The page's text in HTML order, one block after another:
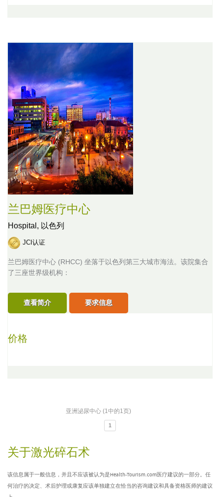
兰巴姆医疗中心
Hospital, 以色列
JCI认证
兰巴姆医疗中心 (RHCC) 坐落于以色列第三大城市海法。该院集合
了三座世界级机构：
查看简介 要求信息
价格
亚洲泌尿中心 (1中的1页)
1
关于激光碎石术
该信息属于一般信息，并且不应该被认为是Health-Tourism.com医疗建议的一部分。任
何治疗的决定、术后护理或康复应该单独建立在恰当的咨询建议和具备资格医师的建议